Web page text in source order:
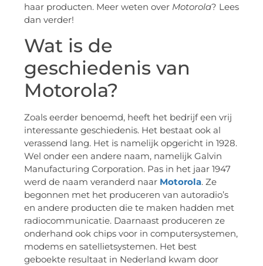
haar producten. Meer weten over Motorola? Lees
dan verder!
Wat is de
geschiedenis van
Motorola?
Zoals eerder benoemd, heeft het bedrijf een vrij
interessante geschiedenis. Het bestaat ook al
verassend lang. Het is namelijk opgericht in 1928.
Wel onder een andere naam, namelijk Galvin
Manufacturing Corporation. Pas in het jaar 1947
werd de naam veranderd naar Motorola. Ze
begonnen met het produceren van autoradio’s
en andere producten die te maken hadden met
radiocommunicatie. Daarnaast produceren ze
onderhand ook chips voor in computersystemen,
modems en satellietsystemen. Het best
geboekte resultaat in Nederland kwam door